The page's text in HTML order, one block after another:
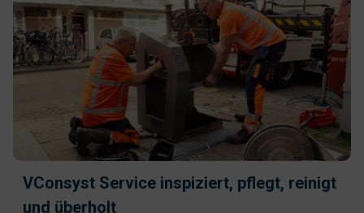
VConsyst Service inspiziert, pflegt, reinigt
und überholt